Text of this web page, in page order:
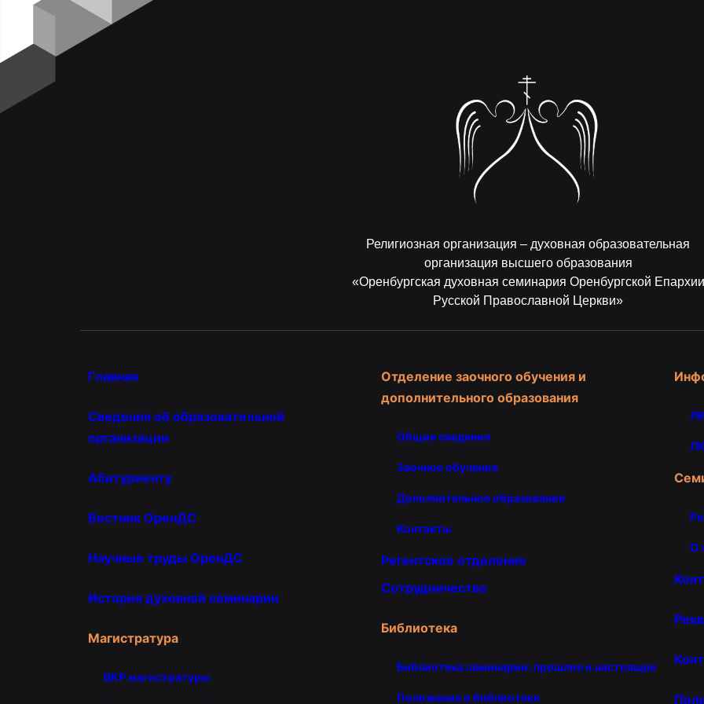
Религиозная организация – духовная образовательная
организация высшего образования
«Оренбургская духовная семинария Оренбургской Епархии
Русской Православной Церкви»
Главная
Сведения об образовательной
организации
Абитуриенту
Вестник ОренДС
Научные труды ОренДС
История духовной семинарии
Магистратура
ВКР магистратуры
Отделение заочного обучения и
дополнительного образования
Общие сведения
Заочное обучение
Дополнительное образование
Контакты
Регентское отделение
Сотрудничество
Библиотека
Библиотека семинарии: прошлое и настоящее
Положение о библиотеке
О